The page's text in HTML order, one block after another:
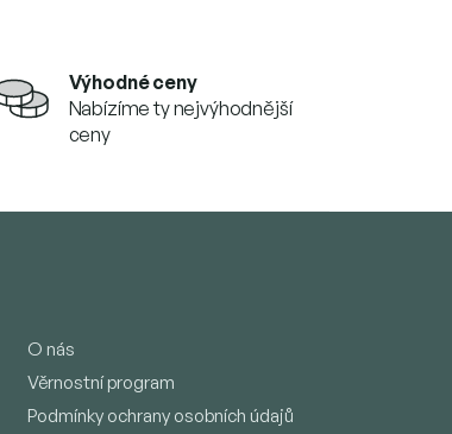
Výhodné ceny
Nabízíme ty nejvýhodnější
ceny
O nás
Věrnostní program
Podmínky ochrany osobních údajů